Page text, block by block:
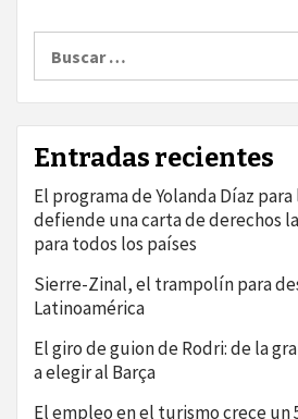
Entradas recientes
El programa de Yolanda Díaz
defiende una carta de derechos
para todos los países
Sierre-Zinal, el trampolín para
Latinoamérica
El giro de guion de Rodri: de la
a elegir al Barça
El empleo en el turismo crece un